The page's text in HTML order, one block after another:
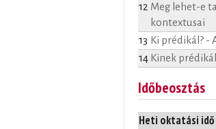
12 Meg lehet-e
kontextusai
13 Ki prédikál? -
14 Kinek
Időbeosztás
Heti oktatási idő